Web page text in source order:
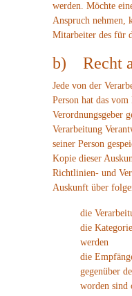
werden. Möchte
Anspruch nehmen,
Mitarbeiter des für
b) Recht
Jede von der
Person hat das
Verordnungsgeber
Verarbeitung
seiner Person
Kopie dieser
Richtlinien- und
Auskunft über
die
die
werden
die
gegenüber
worden sind